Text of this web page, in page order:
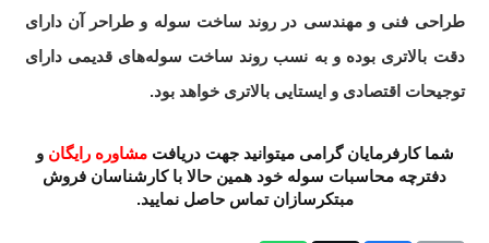
طراحی فنی و مهندسی در روند ساخت سوله و طراحر آن دارای
دقت بالاتری بوده و به نسب روند ساخت سوله‌های قدیمی دارای
توجیحات اقتصادی و ایستایی بالاتری خواهد بود.
شما کارفرمایان گرامی میتوانید جهت دریافتمشاوره رایگان و
دفترچه محاسبات سوله خود همین حالا با کارشناسان فروش
مبتکرسازان تماس حاصل نمایید.